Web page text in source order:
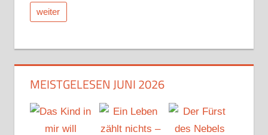
weiter
MEISTGELESEN JUNI 2026